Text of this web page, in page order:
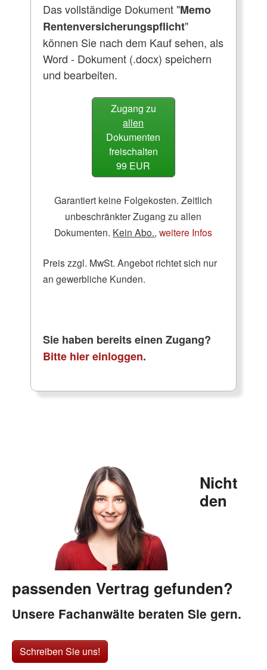
Das vollständige Dokument "Memo
Rentenversicherungspflicht"
können Sie nach dem Kauf sehen, als
Word - Dokument (.docx) speichern
und bearbeiten.
Zugang zu
allen
Dokumenten
freischalten
99 EUR
Garantiert keine Folgekosten. Zeitlich
unbeschränkter Zugang zu allen
Dokumenten. Kein Abo.,weitere Infos
Preis zzgl. MwSt. Angebot richtet sich nur
an gewerbliche Kunden.
Sie haben bereits einen Zugang?
Bitte hier einloggen.
Nicht
den
passenden Vertrag gefunden?
Unsere Fachanwälte beraten Sie gern.
Schreiben Sie uns!